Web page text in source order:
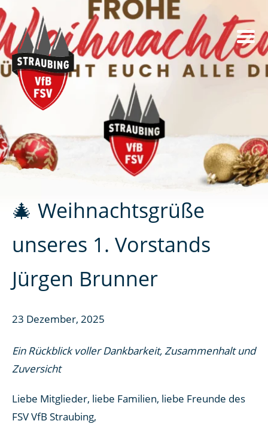
Skip
to
content
🎄 Weihnachtsgrüße
unseres 1. Vorstands
Jürgen Brunner
23 Dezember, 2025
Ein Rückblick voller Dankbarkeit, Zusammenhalt und
Zuversicht
Liebe Mitglieder, liebe Familien, liebe Freunde des
FSV VfB Straubing,